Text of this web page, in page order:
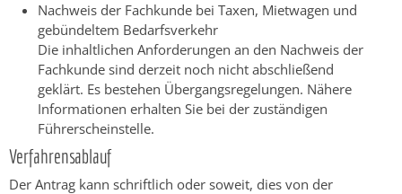
Nachweis der Fachkunde bei Taxen, Mietwagen und
gebündeltem Bedarfsverkehr
Die inhaltlichen Anforderungen an den Nachweis der
Fachkunde sind derzeit noch nicht abschließend
geklärt. Es bestehen Übergangsregelungen. Nähere
Informationen erhalten Sie bei der zuständigen
Führerscheinstelle.
Verfahrensablauf
Der Antrag kann schriftlich oder soweit, dies von der